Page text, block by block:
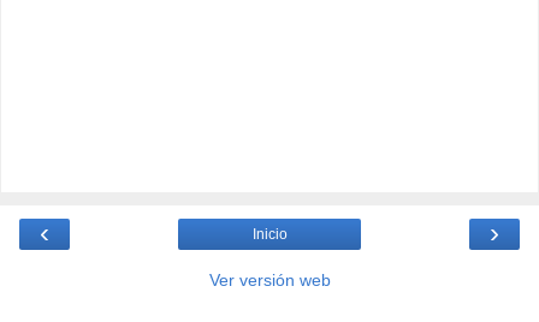
‹ ›
Inicio
Ver versión web